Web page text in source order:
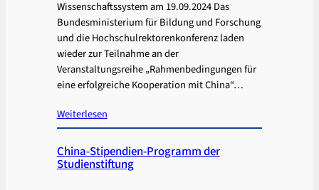
Wissenschaftssystem am 19.09.2024 Das
Bundesministerium für Bildung und Forschung
und die Hochschulrektorenkonferenz laden
wieder zur Teilnahme an der
Veranstaltungsreihe „Rahmenbedingungen für
eine erfolgreiche Kooperation mit China“…
Weiterlesen
China-Stipendien-Programm der
Studienstiftung